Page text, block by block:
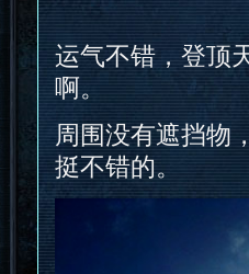
运气不错，登顶
啊。
周围没有遮挡物
挺不错的。